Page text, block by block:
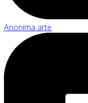
Anonima arte